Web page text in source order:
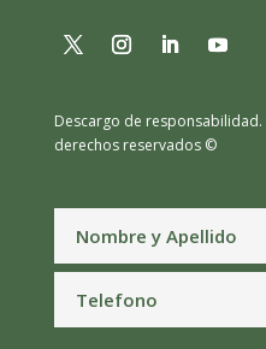
Descargo de responsabilidad.
derechos reservados ©